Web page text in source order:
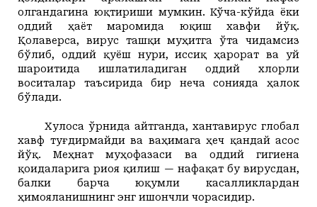
олгандагина юқтириши мумкин. Кўча-кўйда ёки
оддий ҳаёт маромида юқиш хавфи йўқ.
Қолаверса, вирус ташқи муҳитга ўта чидамсиз
бўлиб, оддий қуёш нури, иссиқ ҳарорат ва уй
шароитида ишлатиладиган оддий хлорли
воситалар таъсирида бир неча сонияда ҳалок
бўлади.
Хулоса ўрнида айтганда, хантавирус глобал
хавф туғдирмайди ва ваҳимага ҳеч қандай асос
йўқ. Меҳнат муҳофазаси ва оддий гигиена
қоидаларига риоя қилиш — нафақат бу вирусдан,
балки барча юқумли касалликлардан
ҳимояланишнинг энг ишончли чорасидир.